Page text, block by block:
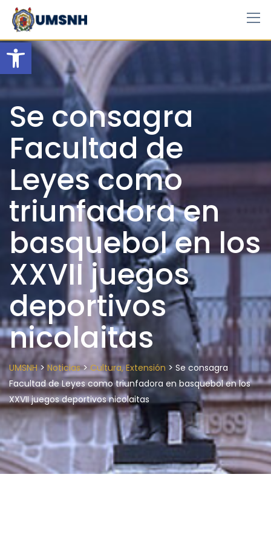
Open toolbar
Skip
content
Se consagra
Facultad de
Leyes como
triunfadora en
basquebol en los
XXVII juegos
deportivos
nicolaitas
UMSNH> Noticias>Cultura, Extensión > Se consagra
Facultad de Leyes como triunfadora en basquebol en los
XXVII juegos deportivos nicolaitas